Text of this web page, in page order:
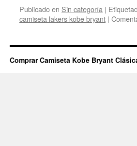
Publicado en Sin categoría |
camiseta lakers kobe bryant |
Comprar Camiseta Kobe Bryant